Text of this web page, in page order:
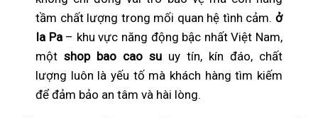
tầm chất lượng trong mối quan hệ tình cảm. ở
Ia Pa– khu vực năng động bậc nhất Việt Nam,
một shop bao cao su uy tín, kín đáo, chất
lượng luôn là yếu tố mà khách hàng tìm kiếm
để đảm bảo an tâm và hài lòng.